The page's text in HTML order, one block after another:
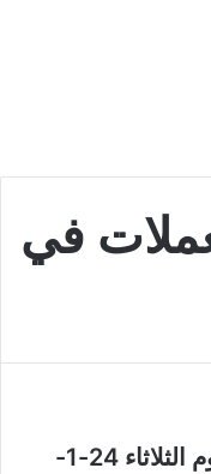
في
سعر صرف الدولار في لبنان اليوم الثلاثاء 24-1-